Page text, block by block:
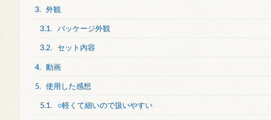
3. 外観
3.1. パッケージ外観
3.2. セット内容
4. 動画
5. 使用した感想
5.1. ○軽くて細いので扱いやすい